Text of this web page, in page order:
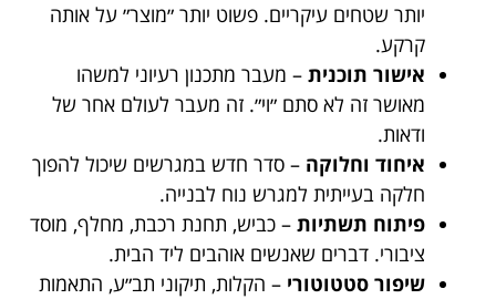
יותר שטחים עיקריים. פשוט יותר ״מוצר״ על אותה
קרקע.
אישור תוכנית – מעבר מתכנון רעיוני למשהו
מאושר זה לא סתם ״וי״. זה מעבר לעולם אחר של
ודאות.
איחוד וחלוקה – סדר חדש במגרשים שיכול להפוך
חלקה בעייתית למגרש נוח לבנייה.
פיתוח תשתיות – כביש, תחנת רכבת, מחלף, מוסד
ציבורי. דברים שאנשים אוהבים ליד הבית.
שיפור סטטוטורי – הקלות, תיקוני תב״ע, התאמות